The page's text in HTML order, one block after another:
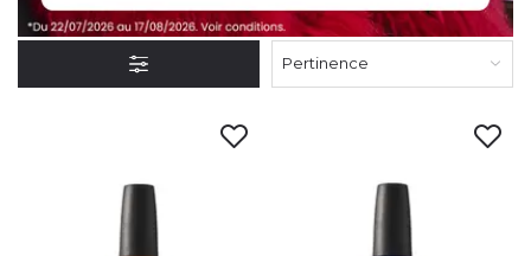
Pertinence